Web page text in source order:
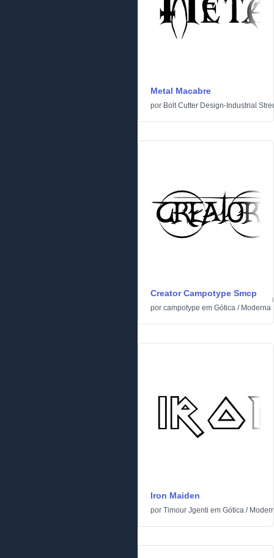
Metal Macabre
por Bolt Cutter Design-Industrial
Creator Campotype Smcp
por campotype em Gótica / Moderna
Iron Maiden
por Timour Jgenti em Gótica /